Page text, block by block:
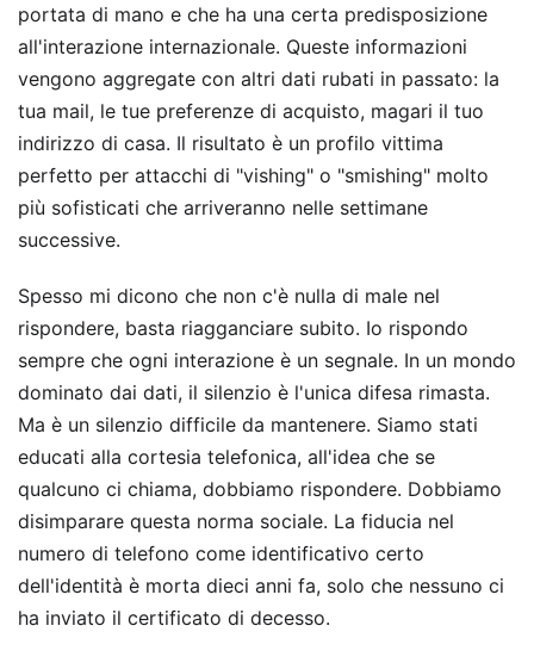
portata di mano e che ha una certa predisposizione
all'interazione internazionale. Queste informazioni
vengono aggregate con altri dati rubati in passato: la
tua mail, le tue preferenze di acquisto, magari il tuo
indirizzo di casa. Il risultato è un profilo vittima
perfetto per attacchi di "vishing" o "smishing" molto
più sofisticati che arriveranno nelle settimane
successive.
Spesso mi dicono che non c'è nulla di male nel
rispondere, basta riagganciare subito. Io rispondo
sempre che ogni interazione è un segnale. In un mondo
dominato dai dati, il silenzio è l'unica difesa rimasta.
Ma è un silenzio difficile da mantenere. Siamo stati
educati alla cortesia telefonica, all'idea che se
qualcuno ci chiama, dobbiamo rispondere. Dobbiamo
disimparare questa norma sociale. La fiducia nel
numero di telefono come identificativo certo
dell'identità è morta dieci anni fa, solo che nessuno ci
ha inviato il certificato di decesso.